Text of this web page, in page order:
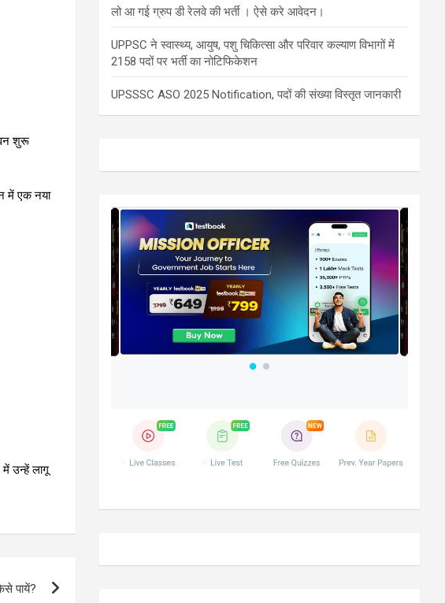
शुरू
में एक नया
उन्हें लागू
पायें?
लो आ गई ग्रुप डी रेलवे की भर्ती । ऐसे करे आवेदन।
UPPSC ने स्वास्थ्य, आयुष, पशु चिकित्सा और परिवार कल्याण विभागों में
2158 पदों पर भर्ती का नोटिफिकेशन
UPSSSC ASO 2025 Notification, पदों की संख्या विस्तृत जानकारी